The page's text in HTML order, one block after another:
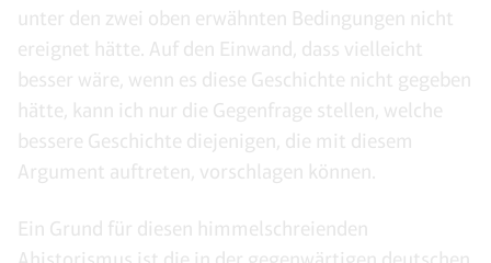
unter den zwei oben erwähnten Bedingungen nicht
ereignet hätte. Auf den Einwand, dass vielleicht
besser wäre, wenn es diese Geschichte nicht gegeben
hätte, kann ich nur die Gegenfrage stellen, welche
bessere Geschichte diejenigen, die mit diesem
Argument auftreten, vorschlagen können.
Ein Grund für diesen himmelschreienden